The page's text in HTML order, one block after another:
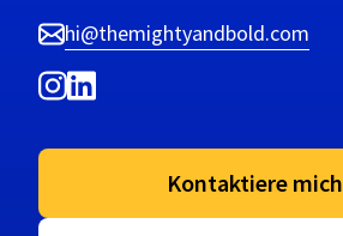
hi@themightyandbold.com
Kontaktiere mich